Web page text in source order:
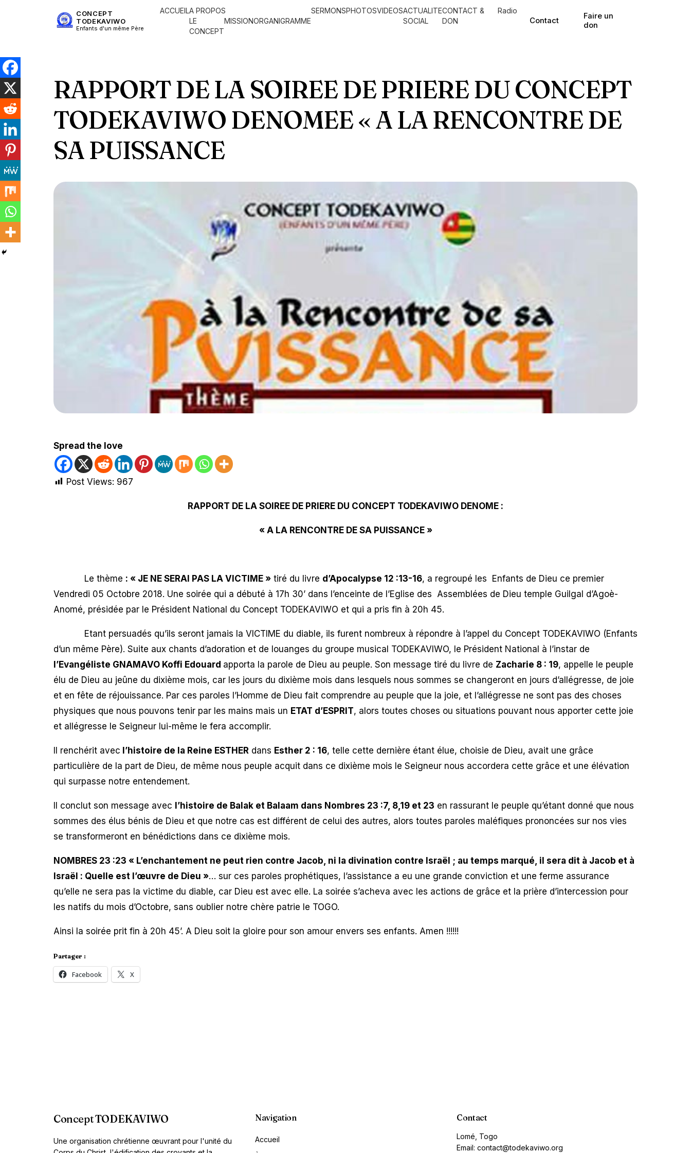
CONCEPT
TODEKAVIWO
Enfants d'un même Père
ACCUEILA PROPOS
LE
CONCEPT
MISSIONORGANIGRAMME
SERMONSPHOTOSVIDEOSACTUALITE
SOCIAL
CONTACT &
DON
Radio
Contact
Faire un
don
RAPPORT DE LA SOIREE DE PRIERE DU CONCEPT
TODEKAVIWO DENOMEE « A LA RENCONTRE DE
SA PUISSANCE
Spread the love
Post Views: 967
RAPPORT DE LA SOIREE DE PRIERE DU CONCEPT TODEKAVIWO DENOME :
« A LA RENCONTRE DE SA PUISSANCE »
Le thème : « JE NE SERAI PAS LA VICTIME » tiré du livre d’Apocalypse 12 :13-16, a regroupé les Enfants de Dieu ce premier
Vendredi 05 Octobre 2018. Une soirée qui a débuté à 17h 30’ dans l’enceinte de l’Eglise des Assemblées de Dieu temple Guilgal d’Agoè-
Anomé, présidée par le Président National du Concept TODEKAVIWO et qui a pris fin à 20h 45.
Etant persuadés qu’ils seront jamais la VICTIME du diable, ils furent nombreux à répondre à l’appel du Concept TODEKAVIWO (Enfants
d’un même Père). Suite aux chants d’adoration et de louanges du groupe musical TODEKAVIWO, le Président National à l’instar de
l’Evangéliste GNAMAVO Koffi Edouard apporta la parole de Dieu au peuple. Son message tiré du livre de Zacharie 8 : 19, appelle le peuple
élu de Dieu au jeûne du dixième mois, car les jours du dixième mois dans lesquels nous sommes se changeront en jours d’allégresse, de joie
et en fête de réjouissance. Par ces paroles l’Homme de Dieu fait comprendre au peuple que la joie, et l’allégresse ne sont pas des choses
physiques que nous pouvons tenir par les mains mais un ETAT d’ESPRIT, alors toutes choses ou situations pouvant nous apporter cette joie
et allégresse le Seigneur lui-même le fera accomplir.
Il renchérit avec l’histoire de la Reine ESTHER dans Esther 2 : 16, telle cette dernière étant élue, choisie de Dieu, avait une grâce
particulière de la part de Dieu, de même nous peuple acquit dans ce dixième mois le Seigneur nous accordera cette grâce et une élévation
qui surpasse notre entendement.
Il conclut son message avec l’histoire de Balak et Balaam dans Nombres 23 :7, 8,19 et 23 en rassurant le peuple qu’étant donné que nous
sommes des élus bénis de Dieu et que notre cas est différent de celui des autres, alors toutes paroles maléfiques prononcées sur nos vies
se transformeront en bénédictions dans ce dixième mois.
NOMBRES 23 :23 « L’enchantement ne peut rien contre Jacob, ni la divination contre Israël ; au temps marqué, il sera dit à Jacob et à
Israël : Quelle est l’œuvre de Dieu »… sur ces paroles prophétiques, l’assistance a eu une grande conviction et une ferme assurance
qu’elle ne sera pas la victime du diable, car Dieu est avec elle. La soirée s’acheva avec les actions de grâce et la prière d’intercession pour
les natifs du mois d’Octobre, sans oublier notre chère patrie le TOGO.
Ainsi la soirée prit fin à 20h 45’. A Dieu soit la gloire pour son amour envers ses enfants. Amen !!!!!!
Partager :
Facebook X
Concept TODEKAVIWO
Une organisation chrétienne œuvrant pour l'unité du
Navigation
Accueil
Contact
Lomé, Togo
Email: contact@todekaviwo.org